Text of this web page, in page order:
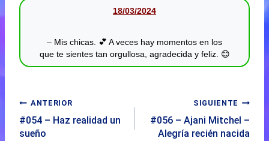
18/03/2024
– Mis chicas. 💕 A veces hay momentos en los
que te sientes tan orgullosa, agradecida y feliz. 😊
ANTERIOR
#054 – Haz realidad un
sueño
SIGUIENTE
#056 – Ajani Mitchel –
Alegría recién nacida